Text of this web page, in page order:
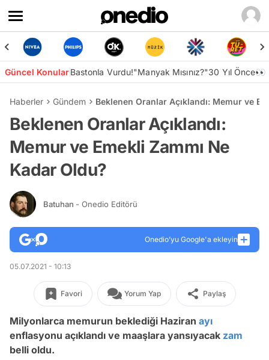
Güncel KonularBastonla Vurdu!"Manyak Mısınız?"30 Yıl Önce👀
Haberler Gündem Beklenen Oranlar Açıklandı: Memur ve
Beklenen Oranlar Açıklandı:
Memur ve Emekli Zammı Ne
Kadar Oldu?
Batuhan - Onedio Editörü
Onedio’yu Google'a ekleyin
05.07.2021 - 10:13
Favori Yorum Yap Paylaş
Milyonlarca memurun beklediği Haziran ayı
enflasyonu açıklandı ve maaşlara yansıyacak zam
belli oldu.